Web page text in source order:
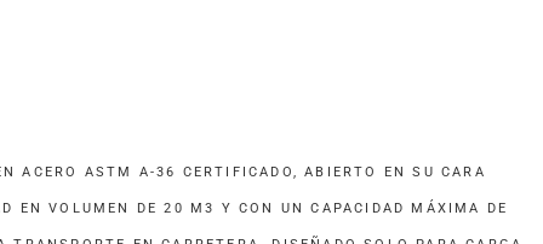
ACERO ASTM A-36 CERTIFICADO, ABIERTO EN SU CARA
EN VOLUMEN DE 20 M3 Y CON UN CAPACIDAD MÁXIMA DE